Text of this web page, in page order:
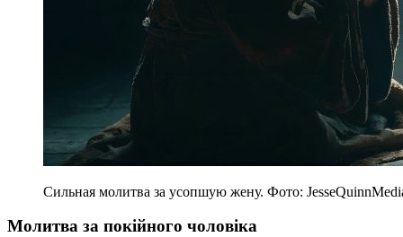
Сильная молитва за усопшую жену. Фото:
Молитва за покійного чоловіка